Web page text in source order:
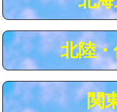
給水管工事※（ライニン
マス交換（土の掘削・埋
マス交換（深さ50㎝以上）
北陸
関